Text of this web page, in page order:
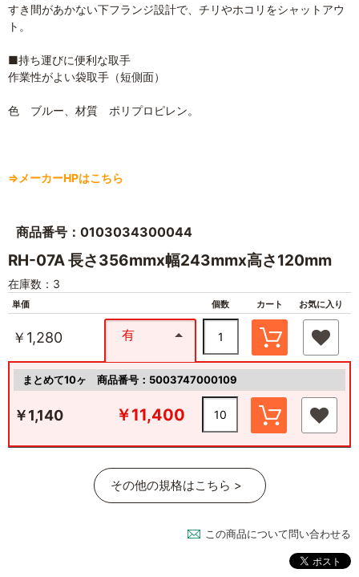
すき間があかない下フランジ設計で、チリやホコリをシャットアウ
ト。
■持ち運びに便利な取手
作業性がよい袋取手（短側面）
色 ブルー、材質 ポリプロピレン。
⇒メーカーHPはこちら
商品番号：0103034300044
RH-07A 長さ356mmx幅243mmx高さ120mm
在庫数：3
単価 個数 カート お気に入り
￥1,280 有
まとめて10ヶ 商品番号：5003747000109
￥1,140 ￥11,400
その他の規格はこちら >
この商品について問い合わせる